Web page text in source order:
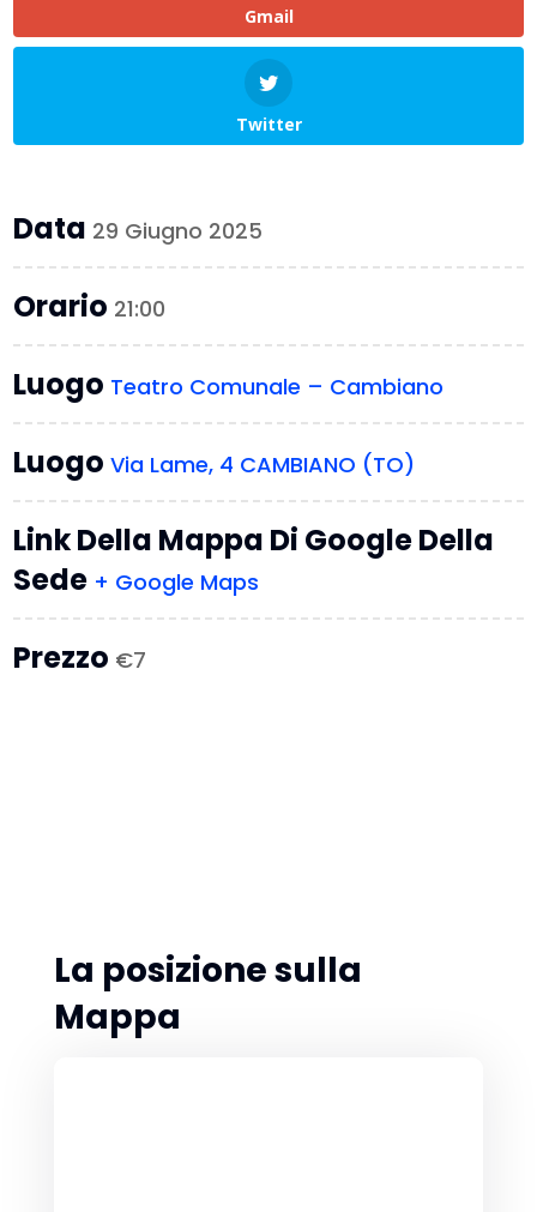
Gmail
Twitter
Data 29 Giugno 2025
Orario 21:00
Luogo Teatro Comunale – Cambiano
LuogoVia Lame, 4 CAMBIANO (TO)
Link Della Mappa Di Google Della
Sede + Google Maps
Prezzo €7
La posizione sulla
Mappa